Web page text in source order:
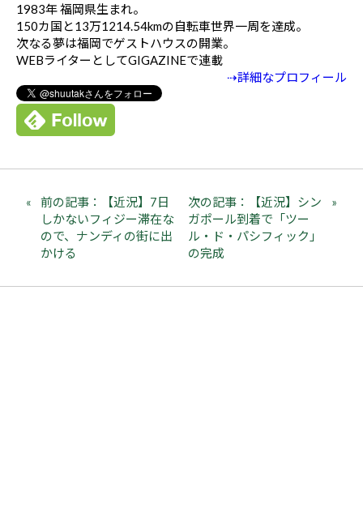
1983年 福岡県生まれ。
150カ国と13万1214.54kmの自転車世界一周を達成。
次なる夢は福岡でゲストハウスの開業。
WEBライターとしてGIGAZINEで連載
⇢詳細なプロフィール
前の記事：【近況】7日
しかないフィジー滞在な
ので、ナンディの街に出
かける
次の記事：【近況】シン
ガポール到着で「ツー
ル・ド・パシフィック」
の完成